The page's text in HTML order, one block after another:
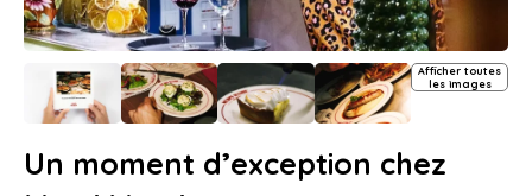
Afficher toutes
les images
Un moment d’exception chez